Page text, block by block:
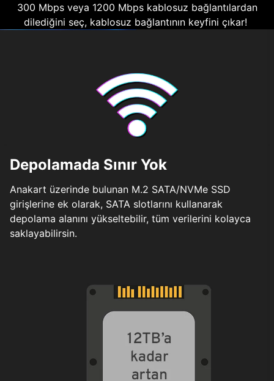
300 Mbps veya 1200 Mbps kablosuz bağlantılardan
dilediğini seç, kablosuz bağlantının keyfini çıkar!
Depolamada Sınır Yok
Anakart üzerinde bulunan M.2 SATA/NVMe SSD
girişlerine ek olarak, SATA slotlarını kullanarak
depolama alanını yükseltebilir, tüm verilerini kolayca
saklayabilirsin.